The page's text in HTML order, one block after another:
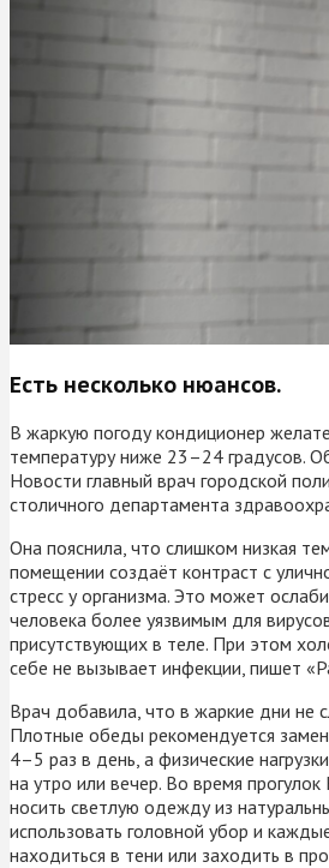
Есть несколько нюансов.
В жаркую погоду кондиционер
температуру ниже 23–24 градусов.
Новости главный врач городской
столичного департамента
Она пояснила, что слишком низкая
помещении создаёт контраст с
стресс у организма. Это может
человека более уязвимым для
присутствующих в теле. При этом
себе не вызывает инфекции, пишет
Врач добавила, что в жаркие дни не
Плотные обеды рекомендуется
4–5 раз в день, а физические
на утро или вечер. Во время прогулок
носить светлую одежду из
использовать головной убор и
находиться в тени или заходить в